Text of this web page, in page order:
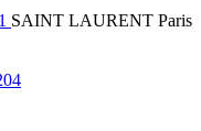
SAINT LAURENT Paris